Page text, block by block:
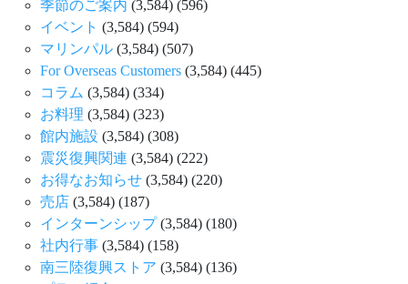
季節のご案内 (3,584) (596)
イベント (3,584) (594)
マリンパル (3,584) (507)
For Overseas Customers (3,584) (445)
コラム (3,584) (334)
お料理 (3,584) (323)
館内施設 (3,584) (308)
震災復興関連 (3,584) (222)
お得なお知らせ (3,584) (220)
売店 (3,584) (187)
インターンシップ(3,584) (180)
社内行事 (3,584) (158)
南三陸復興ストア (3,584) (136)